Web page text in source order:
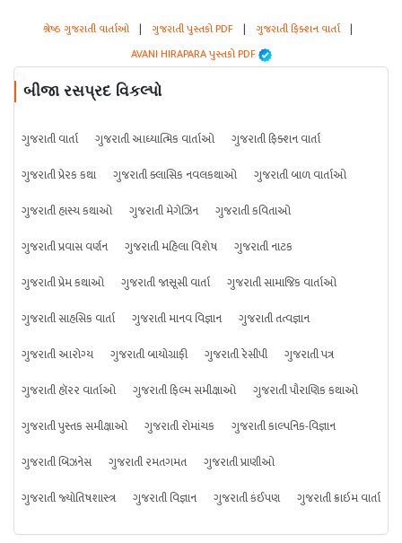
શ્રેષ્ઠ ગુજરાતી વાર્તાઓ | ગુજરાતી પુસ્તકો PDF | ગુજરાતી ફિક્શન વાર્તા |
AVANI HIRAPARA પુસ્તકો PDF
બીજા રસપ્રદ વિકલ્પો
ગુજરાતી વાર્તા ગુજરાતી આધ્યાત્મિક વાર્તાઓ
ગુજરાતી ફિક્શન વાર્તા
ગુજરાતી પ્રેરક કથા
ગુજરાતી ક્લાસિક નવલકથાઓ
ગુજરાતી બાળ વાર્તાઓ
ગુજરાતી હાસ્ય કથાઓ
ગુજરાતી મેગેઝિન
ગુજરાતી કવિતાઓ
ગુજરાતી પ્રવાસ વર્ણન
ગુજરાતી મહિલા વિશેષ
ગુજરાતી નાટક
ગુજરાતી પ્રેમ કથાઓ
ગુજરાતી જાસૂસી વાર્તા
ગુજરાતી સામાજિક વાર્તાઓ
ગુજરાતી સાહસિક વાર્તા
ગુજરાતી માનવ વિજ્ઞાન
ગુજરાતી તત્વજ્ઞાન
ગુજરાતી આરોગ્ય
ગુજરાતી બાયોગ્રાફી ગુજરાતી રેસીપી
ગુજરાતી પત્ર
ગુજરાતી હૉરર વાર્તાઓ
ગુજરાતી ફિલ્મ સમીક્ષાઓ
ગુજરાતી પૌરાણિક કથાઓ
ગુજરાતી પુસ્તક સમીક્ષાઓ
ગુજરાતી રોમાંચક
ગુજરાતી કાલ્પનિક-વિજ્ઞાન
ગુજરાતી બિઝનેસ
ગુજરાતી રમતગમત
ગુજરાતી પ્રાણીઓ
ગુજરાતી જ્યોતિષશાસ્ત્ર
ગુજરાતી વિજ્ઞાન ગુજરાતી કંઈપણ ગુજરાતી ક્રાઇમ વાર્તા